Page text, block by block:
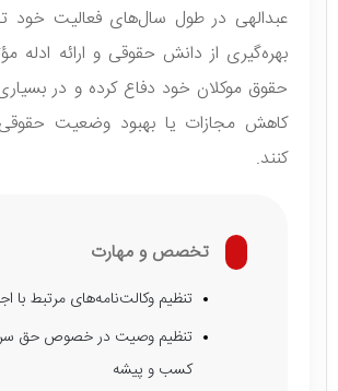
عبدالهی در طول سال‌های فعالیت خود
بهره‌گیری از دانش حقوقی و ارائه ادله
حقوق موکلان خود دفاع کرده و در بسیاری
کاهش مجازات یا بهبود وضعیت حقوقی
کنند.
تخصص و مهارت
تنظیم وکالت‌نامه‌های مرتبط با
تنظیم وصیت در خصوص حق
کسب و پیشه